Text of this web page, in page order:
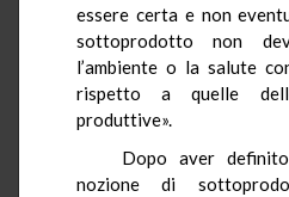
essere certa e non
sottoprodotto non
l’ambiente o la salute
rispetto a quelle
produttive».
Dopo aver
nozione di